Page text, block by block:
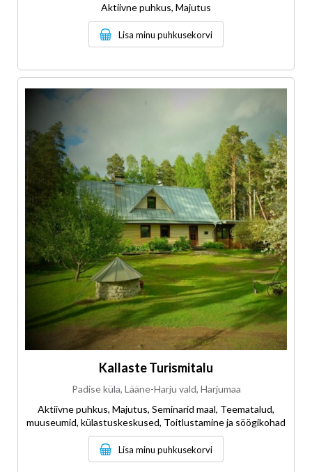
Aktiivne puhkus, Majutus
Lisa minu puhkusekorvi
Kallaste Turismitalu
Padise küla, Lääne-Harju vald, Harjumaa
Aktiivne puhkus, Majutus, Seminarid maal, Teematalud,
muuseumid, külastuskeskused, Toitlustamine ja söögikohad
Lisa minu puhkusekorvi